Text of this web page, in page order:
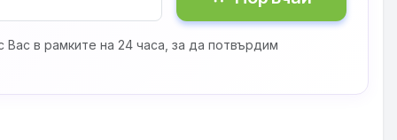
в рамките на 24 часа, за да потвърдим